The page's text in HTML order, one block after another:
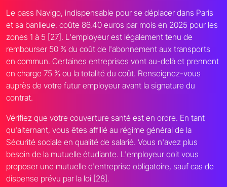
Le pass Navigo, indispensable pour se déplacer dans Paris
et sa banlieue, coûte 86,40 euros par mois en 2025 pour les
zones 1 à 5 [27]. L'employeur est légalement tenu de
rembourser 50 % du coût de l'abonnement aux transports
en commun. Certaines entreprises vont au-delà et prennent
en charge 75 % ou la totalité du coût. Renseignez-vous
auprès de votre futur employeur avant la signature du
contrat.
Vérifiez que votre couverture santé est en ordre. En tant
qu'alternant, vous êtes affilié au régime général de la
Sécurité sociale en qualité de salarié. Vous n'avez plus
besoin de la mutuelle étudiante. L'employeur doit vous
proposer une mutuelle d'entreprise obligatoire, sauf cas de
dispense prévu par la loi [28].